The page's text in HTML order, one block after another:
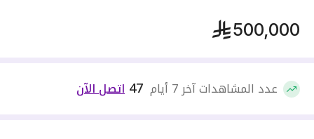
500,000
عدد المشاهدات آخر 7 أيام 47 اتصل الآن